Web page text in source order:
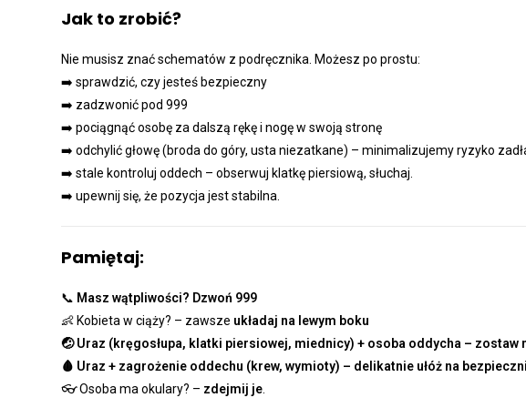
Jak to zrobić?
Nie musisz znać schematów z podręcznika. Możesz po prostu:
➡️ sprawdzić, czy jesteś bezpieczny
➡️ zadzwonić pod 999
➡️ pociągnąć osobę za dalszą rękę i nogę w swoją stronę
➡️ odchylić głowę (broda do góry, usta niezatkane) – minimalizujemy ryzyko
➡️ stale kontroluj oddech – obserwuj klatkę piersiową, słuchaj.
➡️ upewnij się, że pozycja jest stabilna.
Pamiętaj:
📞 Masz wątpliwości? Dzwoń 999
👶 Kobieta w ciąży? – zawsze układaj na lewym boku
🤕 Uraz (kręgosłupa, klatki piersiowej, miednicy) + osoba oddycha – zostaw
🩸 Uraz + zagrożenie oddechu (krew, wymioty) – delikatnie ułóż na
👓 Osoba ma okulary? – zdejmij je